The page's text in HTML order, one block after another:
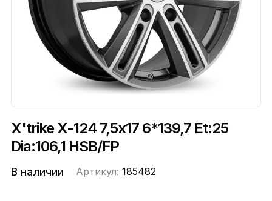
X'trike X-124 7,5x17 6*139,7 Et:25
Dia:106,1 HSB/FP
В наличии Артикул: 185482